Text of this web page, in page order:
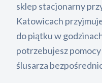
sklep stacjonarny
Katowicach
do piątku w
potrzebujesz
ślusarza